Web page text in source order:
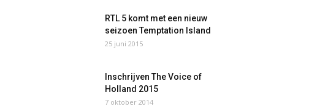
RTL 5 komt met een nieuw
seizoen Temptation Island
25 juni 2015
Inschrijven The Voice of
Holland 2015
7 oktober 2014